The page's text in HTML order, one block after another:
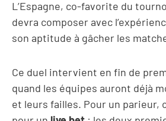
L’Espagne, co-favorite du
devra composer avec
son aptitude à gâcher les
Ce duel intervient en fin de
quand les équipes auront déjà
et leurs failles. Pour un parieur,